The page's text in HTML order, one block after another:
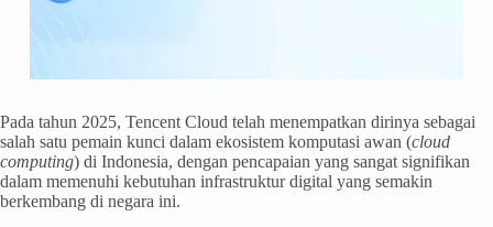
Pada tahun 2025, Tencent Cloud telah menempatkan dirinya sebagai
salah satu pemain kunci dalam ekosistem komputasi awan (cloud
computing) di Indonesia, dengan pencapaian yang sangat signifikan
dalam memenuhi kebutuhan infrastruktur digital yang semakin
berkembang di negara ini.